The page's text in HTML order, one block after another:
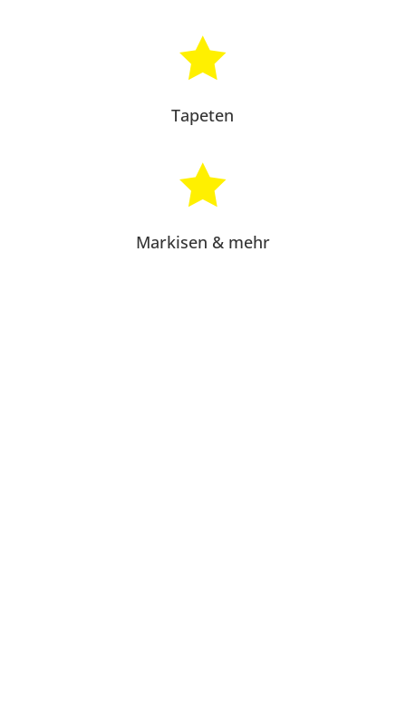

Tapeten

Markisen & mehr